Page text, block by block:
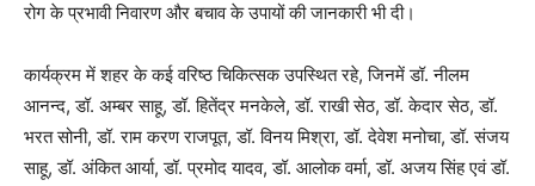
रोग के प्रभावी निवारण और बचाव के उपायों की जानकारी भी दी।
कार्यक्रम में शहर के कई वरिष्ठ चिकित्सक उपस्थित रहे, जिनमें डॉ. नीलम
आनन्द, डॉ. अम्बर साहू, डॉ. हितेंद्र मनकेले, डॉ. राखी सेठ, डॉ. केदार सेठ, डॉ.
भरत सोनी, डॉ. राम करण राजपूत, डॉ. विनय मिश्रा, डॉ. देवेश मनोचा, डॉ. संजय
साहू, डॉ. अंकित आर्या, डॉ. प्रमोद यादव, डॉ. आलोक वर्मा, डॉ. अजय सिंह एवं डॉ.